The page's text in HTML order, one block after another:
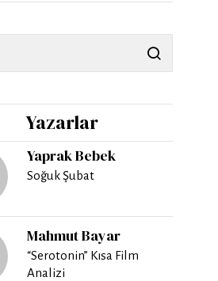
Yazarlar
Yaprak Bebek
Soğuk Şubat
Mahmut Bayar
“Serotonin” Kısa Film
Analizi